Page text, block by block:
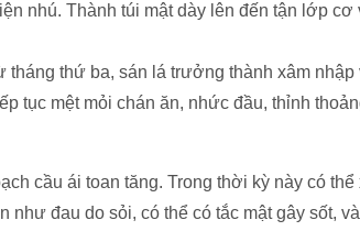
nhú. Thành túi mật dày lên đến tận lớp cơ
tháng thứ ba, sán lá trưởng thành xâm
tục mệt mỏi chán ăn, nhức đầu, thỉnh
cầu ái toan tăng. Trong thời kỳ này có
như đau do sỏi, có thể có tắc mật gây sốt,